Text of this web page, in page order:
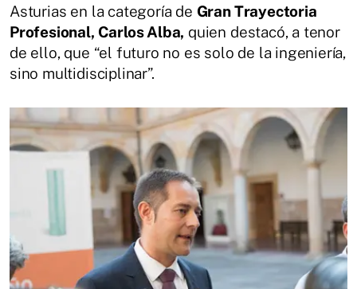
Asturias en la categoría de Gran Trayectoria
Profesional, Carlos Alba, quien destacó, a tenor
de ello, que “el futuro no es solo de la ingeniería,
sino multidisciplinar”.